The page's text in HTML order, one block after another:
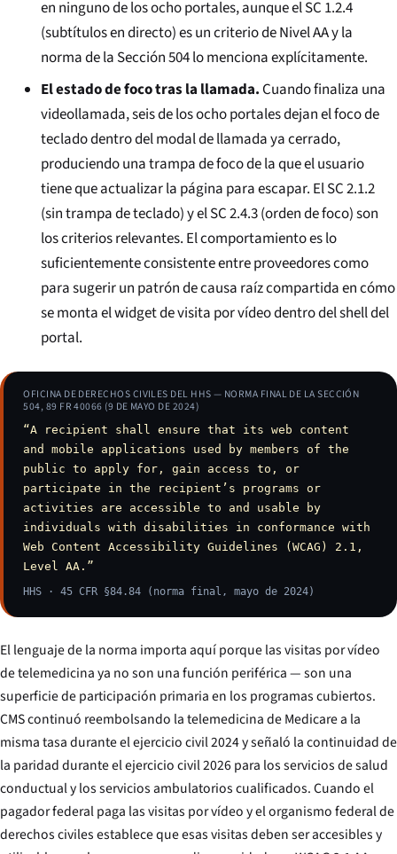
en ninguno de los ocho portales, aunque el SC 1.2.4
(subtítulos en directo) es un criterio de Nivel AA y la
norma de la Sección 504 lo menciona explícitamente.
El estado de foco tras la llamada.Cuando finaliza una
videollamada, seis de los ocho portales dejan el foco de
teclado dentro del modal de llamada ya cerrado,
produciendo una trampa de foco de la que el usuario
tiene que actualizar la página para escapar. El SC 2.1.2
(sin trampa de teclado) y el SC 2.4.3 (orden de foco) son
los criterios relevantes. El comportamiento es lo
suficientemente consistente entre proveedores como
para sugerir un patrón de causa raíz compartida en cómo
se monta el widget de visita por vídeo dentro del shell del
portal.
OFICINA DE DERECHOS CIVILES DEL HHS — NORMA FINAL DE LA SECCIÓN
504, 89 FR 40066 (9 DE MAYO DE 2024)
“A recipient shall ensure that its web content
and mobile applications used by members of the
public to apply for, gain access to, or
participate in the recipient’s programs or
activities are accessible to and usable by
individuals with disabilities in conformance with
Web Content Accessibility Guidelines (WCAG) 2.1,
Level AA.”
HHS · 45 CFR §84.84 (norma final, mayo de 2024)
El lenguaje de la norma importa aquí porque las visitas por vídeo
de telemedicina ya no son una función periférica — son una
superficie de participación primaria en los programas cubiertos.
CMS continuó reembolsando la telemedicina de Medicare a la
misma tasa durante el ejercicio civil 2024 y señaló la continuidad de
la paridad durante el ejercicio civil 2026 para los servicios de salud
conductual y los servicios ambulatorios cualificados. Cuando el
pagador federal paga las visitas por vídeo y el organismo federal de
derechos civiles establece que esas visitas deben ser accesibles y